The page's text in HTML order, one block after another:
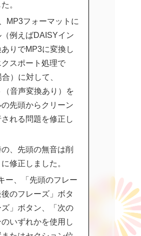
。
MP3フォーマットに
例えばDAISYイン
りでMP3に変換し
スポート処理で
）に対して、
音声変換あり）を
先頭からクリーン
れる問題を修正し
、先頭の無音は削
修正しました。
ー、「先頭のフレー
のフレーズ」ボタ
」ボタン、「次の
いずれかを使用し